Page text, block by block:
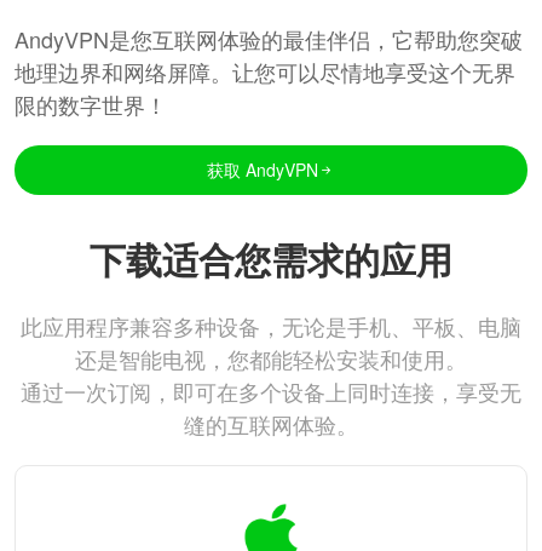
AndyVPN是您互联网体验的最佳伴侣，它帮助您突破
地理边界和网络屏障。让您可以尽情地享受这个无界
限的数字世界！
获取 AndyVPN
下载适合您需求的应用
此应用程序兼容多种设备，无论是手机、平板、电脑
还是智能电视，您都能轻松安装和使用。
通过一次订阅，即可在多个设备上同时连接，享受无
缝的互联网体验。